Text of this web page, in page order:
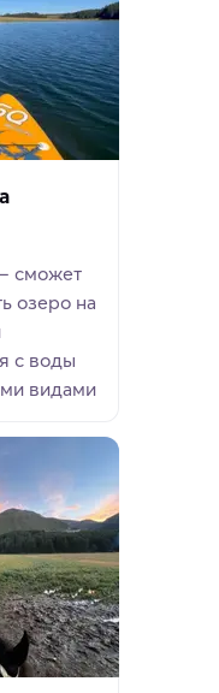
сможет
озеро на
с воды
видами